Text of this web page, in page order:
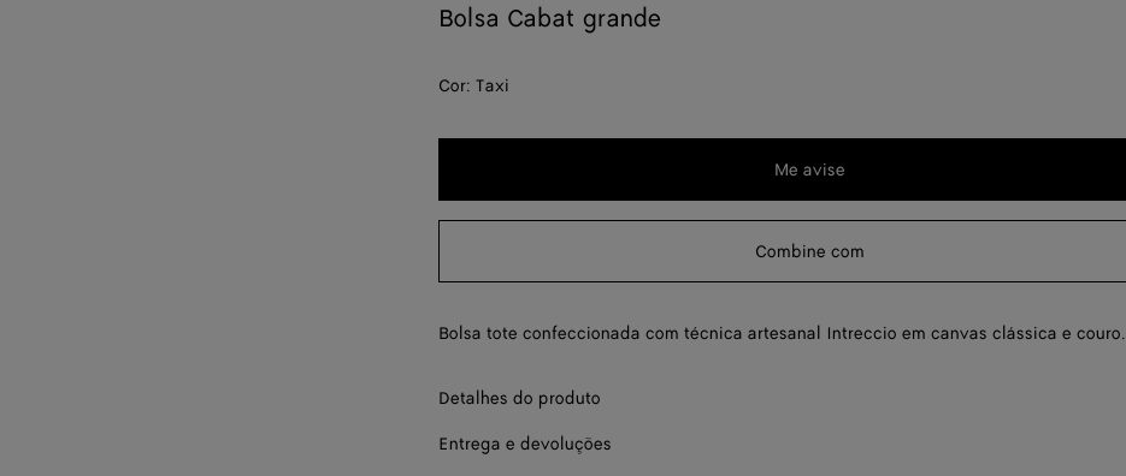
Bolsa Cabat grande
Cor: Taxi
Me avise
Combine com
Bolsa tote confeccionada com técnica artesanal Intreccio em canvas clássica e couro.
Detalhes do produto
Entrega e devoluções